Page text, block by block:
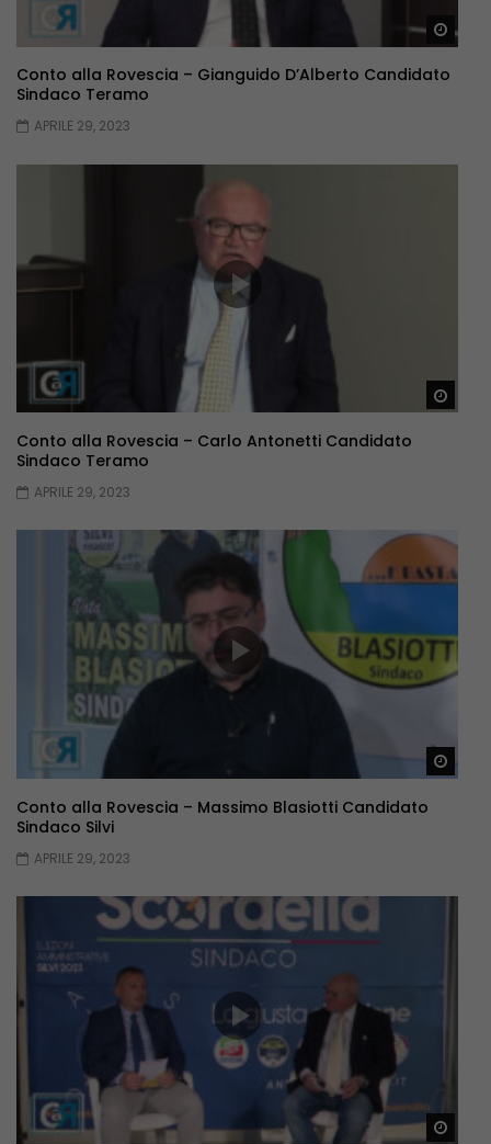
Conto alla Rovescia – Gianguido D’Alberto Candidato
Sindaco Teramo
APRILE 29, 2023
Conto alla Rovescia – Carlo Antonetti Candidato
Sindaco Teramo
APRILE 29, 2023
Conto alla Rovescia – Massimo Blasiotti Candidato
Sindaco Silvi
APRILE 29, 2023